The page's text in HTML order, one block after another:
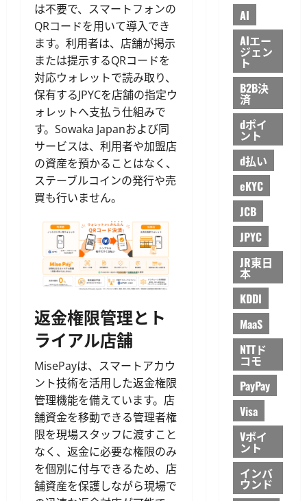
は不要で、スマートフォンの
QRコードを用いて導入でき
ます。利用者は、店舗が掲示
または提示するQRコードを
対応ウォレットで読み取り、
保有するJPYCを店舗の指定ウ
ォレットへ支払う仕組みで
す。Sowaka Japanおよび同
サービスは、利用者や加盟店
の資産を預かることはなく、
ステーブルコインの発行や売
買も行いません。
返金権限管理とト
ライアル店舗
MisePayは、スマートアカウ
ント技術を活用した返金権限
管理機能を備えています。店
舗資金を移動できる管理者権
限を現場スタッフに渡すこと
なく、返金に必要な権限のみ
を個別に付与できるため、店
舗資産を保護しながら現場で
AI
AIエー
ジェン
ト
B2B決
済
dポイ
ント
d払い
eKYC
JCB
JPYC
JR東日
本
KDDI
MaaS
NTTド
コモ
PayPay
Visa
Vポイ
ント
インバ
ウンド